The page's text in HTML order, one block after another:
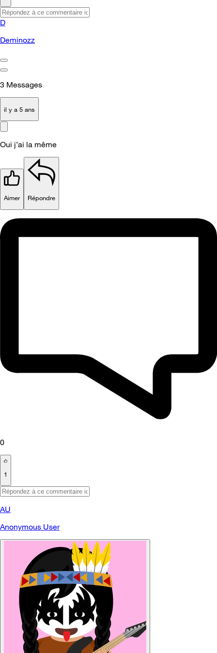
D
Deminozz
3 Messages
il y a 5 ans
Oui j’ai la même
Aimer Répondre
0
1
AU
Anonymous User